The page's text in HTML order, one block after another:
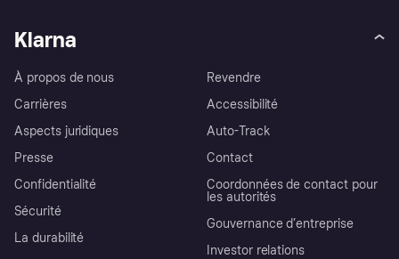
Klarna
À propos de nous
Carrières
Aspects juridiques
Presse
Confidentialité
Sécurité
La durabilité
Revendre
Accessibilité
Auto-Track
Contact
Coordonnées de contact pour
les autorités
Gouvernance d’entreprise
Investor relations